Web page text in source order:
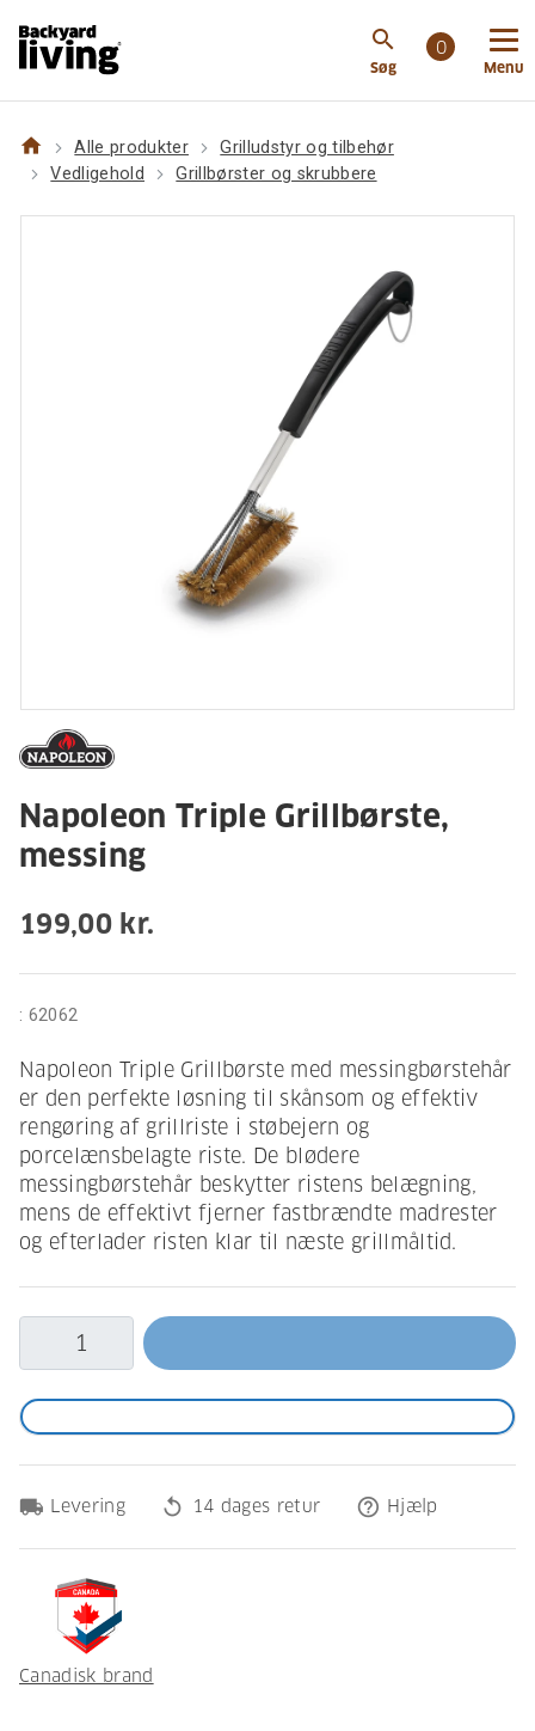
search
Søg
0
Menu
og-tilbehoer/vedligehold/grillboerster-og-
skrubbere/napoleon-triple-grillboerste-messing
home Alle produkter
Grilludstyr og tilbehør
Vedligehold
Grillbørster og skrubbere
Napoleon Triple Grillbørste,
messing
199,00 kr.
: 62062
Napoleon Triple Grillbørste med messingbørstehår
er den perfekte løsning til skånsom og effektiv
rengøring af grillriste i støbejern og
porcelænsbelagte riste. De blødere
messingbørstehår beskytter ristens belægning,
mens de effektivt fjerner fastbrændte madrester
og efterlader risten klar til næste grillmåltid.
local_shipping Levering replay 14 dages retur help_outline Hjælp
Canadisk brand